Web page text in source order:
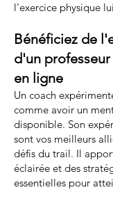
l'exercice physique
Bénéficiez de
d'un
en ligne
Un coach
comme avoir un
disponible. Son
sont vos meilleurs
défis du trail. Il
éclairée et des
essentielles pour